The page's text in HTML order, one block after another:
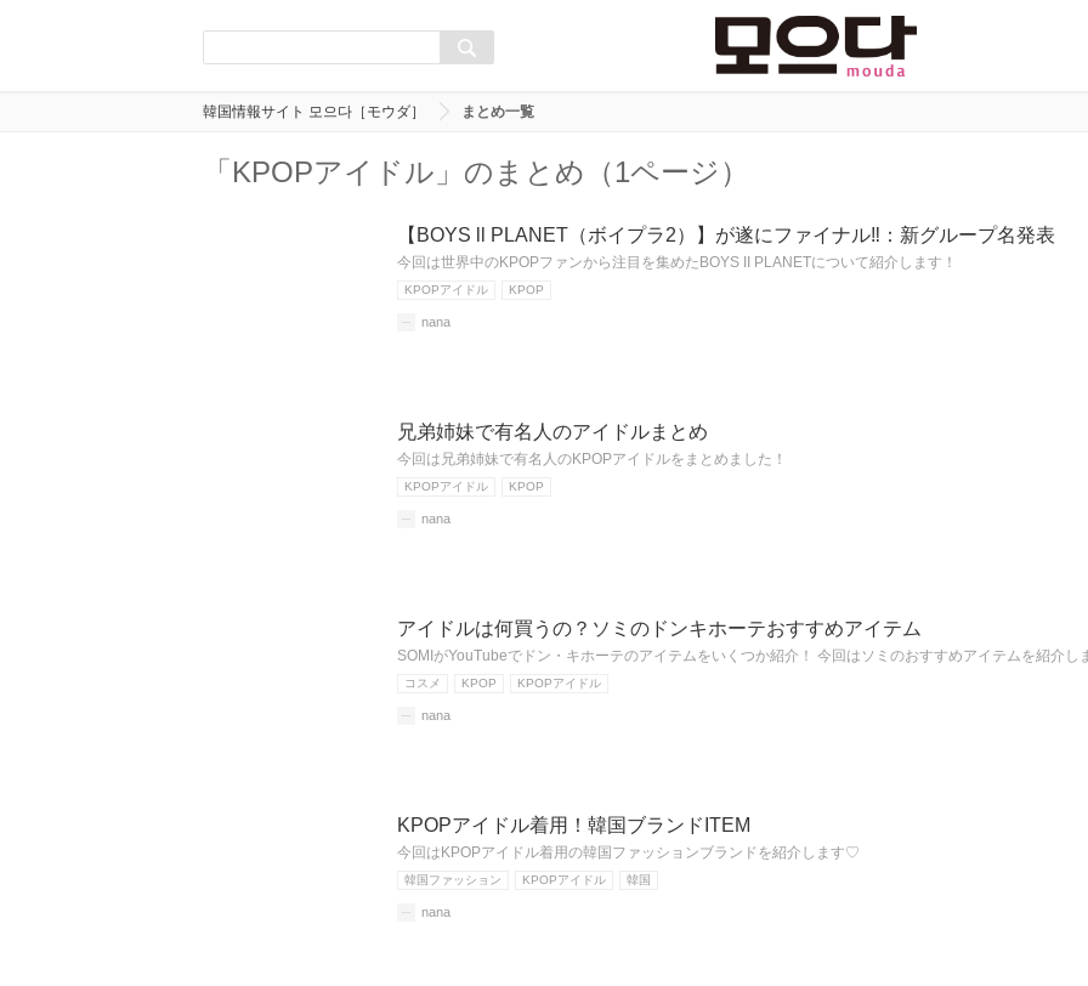
韓国情報サイト 모으다［モウダ］ まとめ一覧
「KPOPアイドル」のまとめ（1ページ）
【BOYS ll PLANET（ボイプラ2）】が遂にファイナル‼：新グループ名発表
今回は世界中のKPOPファンから注目を集めたBOYS II PLANETについて紹介します！
KPOPアイドル KPOP
nana
兄弟姉妹で有名人のアイドルまとめ
今回は兄弟姉妹で有名人のKPOPアイドルをまとめました！
KPOPアイドル KPOP
nana
アイドルは何買うの？ソミのドンキホーテおすすめアイテム
SOMIがYouTubeでドン・キホーテのアイテムをいくつか紹介！ 今回はソミのおすすめアイテムを紹介
コスメ KPOP KPOPアイドル
nana
KPOPアイドル着用！韓国ブランドITEM
今回はKPOPアイドル着用の韓国ファッションブランドを紹介します♡
韓国ファッション KPOPアイドル 韓国
nana